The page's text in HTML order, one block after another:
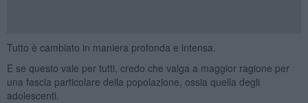
Tutto è cambiato in maniera profonda e intensa.
E se questo vale per tutti, credo che valga a maggior ragione per
una fascia particolare della popolazione, ossia quella degli
adolescenti.